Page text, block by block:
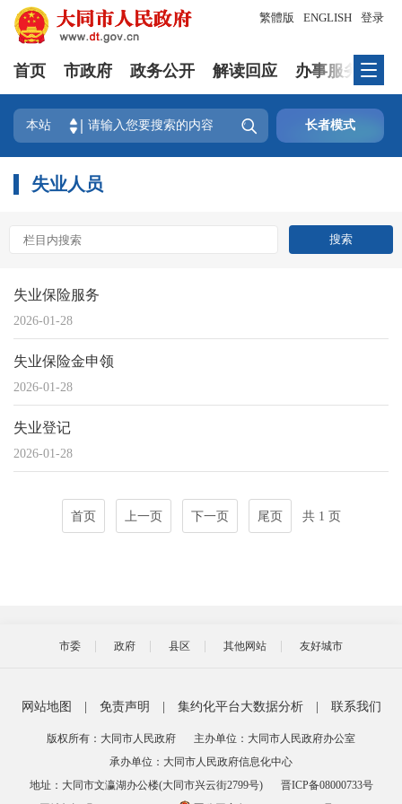
登录
繁體版 ENGLISH
首页 市政府 政务公开 解读回应 办事服务
本站  长者模式
失业人员
失业保险服务
2026-01-28
失业保险金申领
2026-01-28
失业登记
2026-01-28
首页 上一页 下一页 尾页 共 1 页
市委 政府 县区 其他网站 友好城市
网站地图 免责声明 集约化平台大数据分析 联系我们
版权所有：大同市人民政府
主办单位：大同市人民政府办公室
承办单位：大同市人民政府信息化中心
地址：大同市文瀛湖办公楼(大同市兴云街2799号)
晋ICP备08000733号